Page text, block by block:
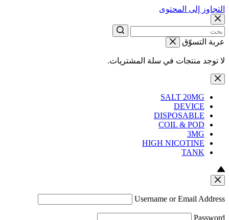
التجاوز إلى المحتوى
عربة التسوّق
لا توجد منتجات في سلة المشتريات.
SALT 20MG
DEVICE
DISPOSABLE
COIL & POD
3MG
HIGH NICOTINE
TANK
Username or Email Address
Password